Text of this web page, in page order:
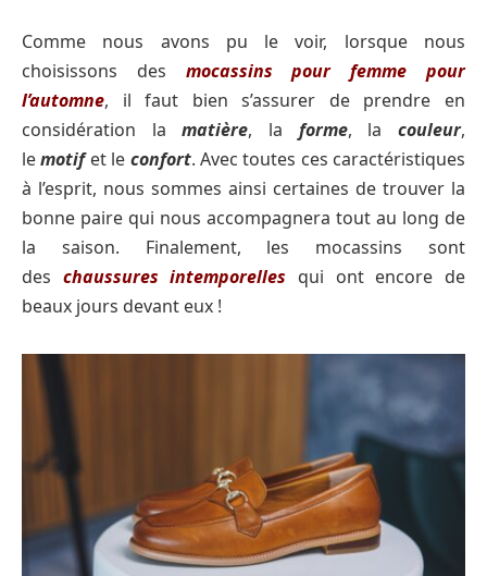
Comme nous avons pu le voir, lorsque nous
choisissons des mocassins pour femme pour
l’automne, il faut bien s’assurer de prendre en
considération lamatière, la forme, lacouleur,
lemotifet le confort. Avec toutes ces caractéristiques
à l’esprit, nous sommes ainsi certaines de trouver la
bonne paire qui nous accompagnera tout au long de
la saison. Finalement, les mocassins sont
des chaussures intemporelles qui ont encore de
beaux jours devant eux !